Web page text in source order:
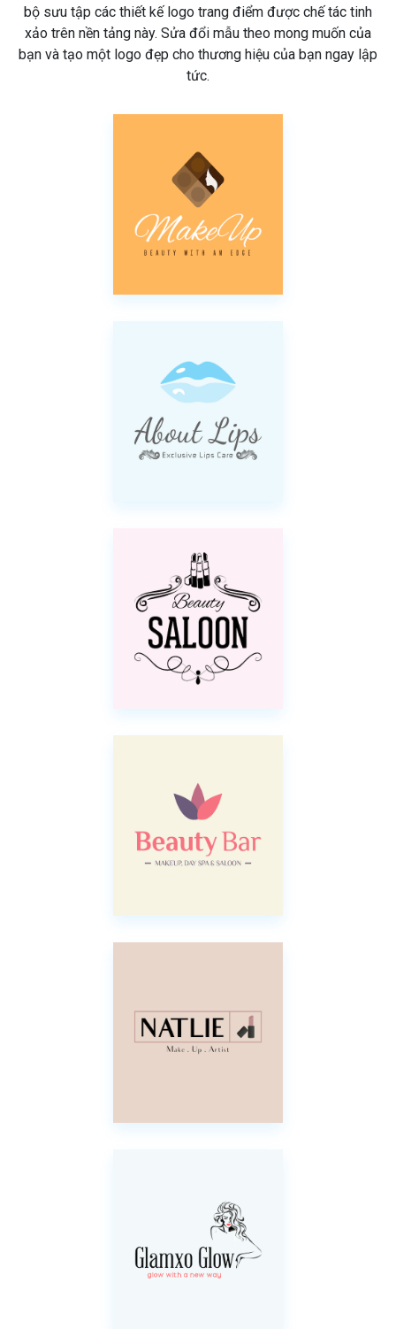
bộ sưu tập các thiết kế logo trang điểm được chế tác tinh
xảo trên nền tảng này. Sửa đổi mẫu theo mong muốn của
bạn và tạo một logo đẹp cho thương hiệu của bạn ngay lập
tức.